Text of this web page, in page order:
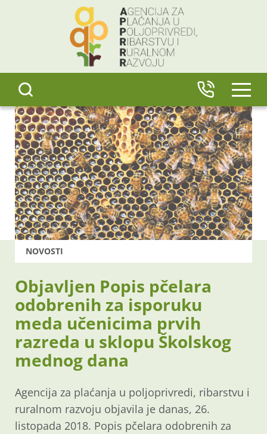
NOVOSTI
Objavljen Popis pčelara
odobrenih za isporuku
meda učenicima prvih
razreda u sklopu Školskog
mednog dana
Agencija za plaćanja u poljoprivredi, ribarstvu i
ruralnom razvoju objavila je danas, 26.
listopada 2018. Popis pčelara odobrenih za